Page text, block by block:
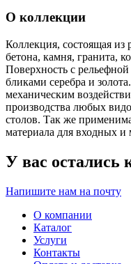
О коллекции
Коллекция, состоящая из
бетона, камня, гранита,
Поверхность с
бликами серебра и
механическим
производства любых
столов. Так же
материала для входных
У вас остались
Напишите нам на почту
О компании
Каталог
Услуги
Контакты